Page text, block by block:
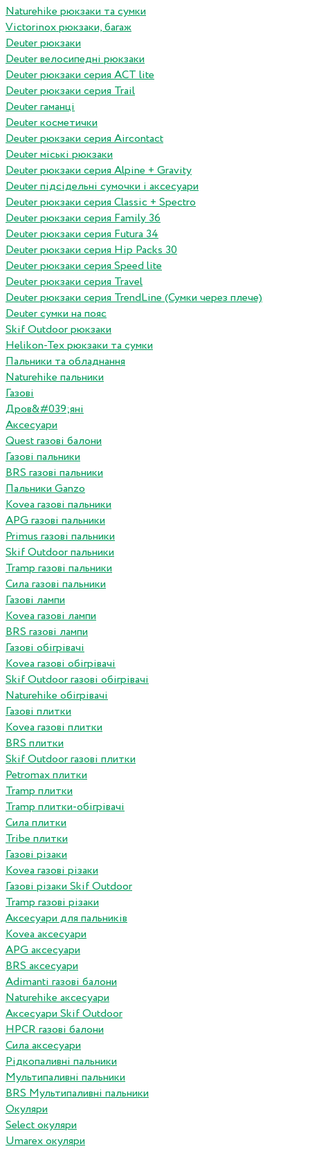
Naturehike рюкзаки та сумки
Victorinox рюкзаки, багаж
Deuter рюкзаки
Deuter велосипедні рюкзаки
Deuter рюкзаки серия ACT lite
Deuter рюкзаки серия Trail
Deuter гаманці
Deuter косметички
Deuter рюкзаки серия Aircontact
Deuter міські рюкзаки
Deuter рюкзаки серия Alpine + Gravity
Deuter підсідельні сумочки і аксесуари
Deuter рюкзаки серия Classic + Spectro
Deuter рюкзаки серия Family 36
Deuter рюкзаки серия Futura 34
Deuter рюкзаки серия Hip Packs 30
Deuter рюкзаки серия Speed lite
Deuter рюкзаки серия Travel
Deuter рюкзаки серия TrendLine (Сумки через плече)
Deuter сумки на пояс
Skif Outdoor рюкзаки
Helikon-Tex рюкзаки та сумки
Пальники та обладнання
Naturehike пальники
Газові
Дров&#039;яні
Аксесуари
Quest газові балони
Газові пальники
BRS газові пальники
Пальники Ganzo
Kovea газові пальники
APG газові пальники
Primus газові пальники
Skif Outdoor пальники
Tramp газові пальники
Сила газові пальники
Газові лампи
Kovea газові лампи
BRS газові лампи
Газові обігрівачі
Kovea газові обігрівачі
Skif Outdoor газові обігрівачі
Naturehike обігрівачі
Газові плитки
Kovea газові плитки
BRS плитки
Skif Outdoor газові плитки
Petromax плитки
Tramp плитки
Tramp плитки-обігрівачі
Сила плитки
Tribe плитки
Газові різаки
Kovea газові різаки
Газові різаки Skif Outdoor
Tramp газові різаки
Аксесуари для пальників
Kovea аксесуари
APG аксесуари
BRS аксесуари
Adimanti газові балони
Naturehike аксесуари
Аксесуари Skif Outdoor
HPCR газові балони
Сила аксесуари
Рідкопаливні пальники
Мультипаливні пальники
BRS Мультипаливні пальники
Окуляри
Select окуляри
Umarex окуляри